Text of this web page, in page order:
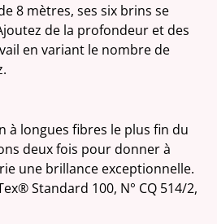
8 mètres, ses six brins se
de la profondeur et des
en variant le nombre de
à longues fibres le plus fin du
deux fois pour donner à
une brillance exceptionnelle.
Standard 100, N° CQ 514/2,